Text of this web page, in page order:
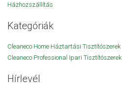
Házhozszállítás
Kategóriák
Cleaneco Home Háztartási Tisztítószerek
Cleaneco Professional Ipari Tisztítószerek
Hírlevél